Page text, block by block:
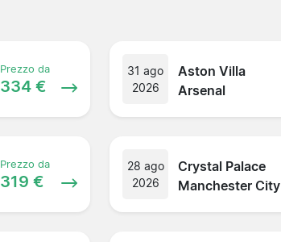
Prezzo da
334 €
Prezzo da
319 €
31 ago
2026
Aston Villa
Arsenal
28 ago
2026
Crystal Palace
Manchester City